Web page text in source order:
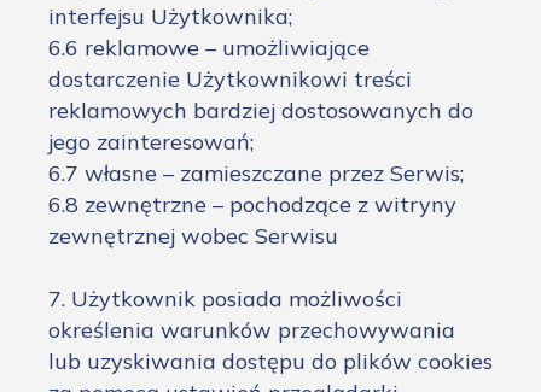
interfejsu Użytkownika;
6.6 reklamowe – umożliwiające
dostarczenie Użytkownikowi treści
reklamowych bardziej dostosowanych do
jego zainteresowań;
6.7 własne – zamieszczane przez Serwis;
6.8 zewnętrzne – pochodzące z witryny
zewnętrznej wobec Serwisu
7. Użytkownik posiada możliwości
określenia warunków przechowywania
lub uzyskiwania dostępu do plików cookies